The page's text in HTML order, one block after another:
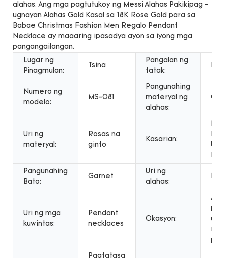
alahas. Ang mga pagtutukoy ng Messi Alahas Pakikipag -
ugnayan Alahas Gold Kasal sa 18K Rose Gold para sa
Babae Christmas Fashion Men Regalo Pendant
Necklace ay maaaring ipasadya ayon sa iyong mga
pangangailangan.
Lugar ng
Pinagmulan:
Tsina
Pangalan ng
tatak:
Numero ng
modelo:
MS-081
Pangunahing
materyal ng
alahas:
Uri ng
materyal:
Rosas na
ginto
Kasarian:
Pangunahing
Bato:
Garnet
Uri ng
alahas:
Uri ng mga
kuwintas:
Pendant
necklaces
Okasyon:
Pagtatasa